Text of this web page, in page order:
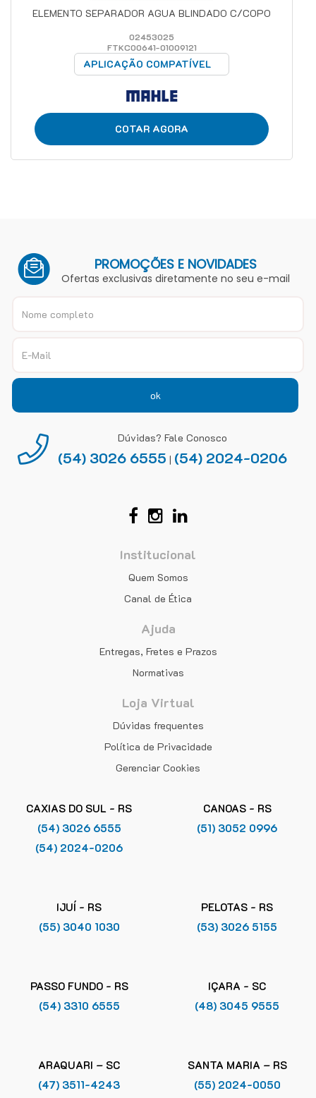
ELEMENTO SEPARADOR AGUA BLINDADO C/COPO
02453025
FTKC00641-01009121
APLICAÇÃO COMPATÍVEL
COTAR AGORA
PROMOÇÕES E NOVIDADES
Ofertas exclusivas diretamente no seu e-mail
ok
Dúvidas? Fale Conosco
(54) 3026 6555 | (54) 2024-0206
Institucional
Quem Somos
Canal de Ética
Ajuda
Entregas, Fretes e Prazos
Normativas
Loja Virtual
Dúvidas frequentes
Política de Privacidade
Gerenciar Cookies
CAXIAS DO SUL - RS
(54) 3026 6555
(54) 2024-0206
CANOAS - RS
(51) 3052 0996
IJUÍ - RS
(55) 3040 1030
PELOTAS - RS
(53) 3026 5155
PASSO FUNDO - RS
(54) 3310 6555
IÇARA - SC
(48) 3045 9555
ARAQUARI – SC
(47) 3511-4243
SANTA MARIA – RS
(55) 2024-0050